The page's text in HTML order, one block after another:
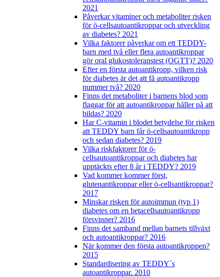
2021
Påverkar vitaminer och metaboliter risken
för ö-cellsautoantikroppar och utveckling
av diabetes? 2021
Vilka faktorer påverkar om ett TEDDY-
barn med två eller flera autoantikroppar
gör oral glukostoleranstest (OGTT)? 2020
Efter en första autoantikropp, vilken risk
för diabetes är det att få autoantikropp
nummer två? 2020
Finns det metaboliter i barnens blod som
flaggar för att autoantikroppar håller på att
bildas? 2020
Har C-vitamin i blodet betydelse för risken
att TEDDY barn får ö-cellsautoantikropp
och sedan diabetes? 2019
Vilka riskfaktorer för ö-
cellsautoantikroppar och diabetes har
upptäckts efter 8 år i TEDDY? 2019
Vad kommer kommer först,
glutenantikroppar eller ö-cellsantikroppar?
2017
Minskar risken för autoimmun (typ 1)
diabetes om en betacellsautoantikropp
försvinner? 2016
Finns det samband mellan barnets tillväxt
och autoantikroppar? 2016
När kommer den första autoantikroppen?
2015
Standardisering av TEDDY´s
autoantikroppar. 2010